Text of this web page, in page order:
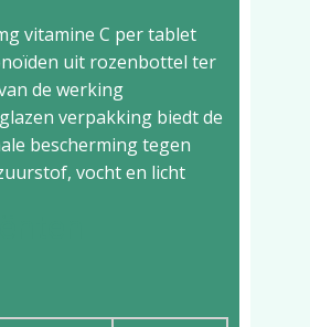
vitamine C per tablet
uit rozenbottel ter
de werking
verpakking biedt de
bescherming tegen
vocht en licht